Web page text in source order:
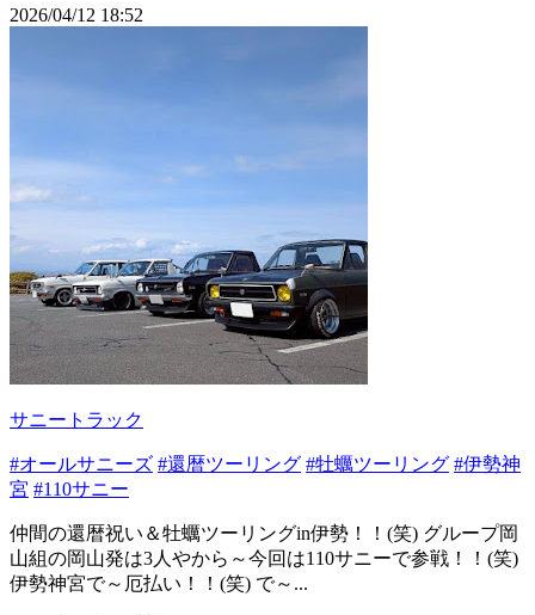
2026/04/12 18:52
サニートラック
#オールサニーズ #還暦ツーリング #牡蠣ツーリング #伊勢神
宮 #110サニー
仲間の還暦祝い＆牡蠣ツーリングin伊勢！！(笑) グループ岡
山組の岡山発は3人やから～今回は110サニーで参戦！！(笑)
伊勢神宮で～厄払い！！(笑) で～...